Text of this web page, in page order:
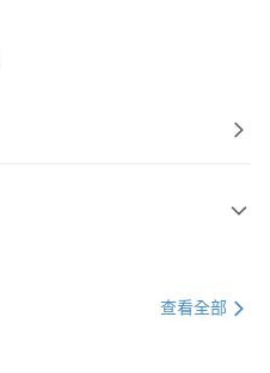
查看全部